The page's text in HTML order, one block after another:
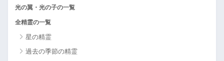
光の翼・光の子の一覧
全精霊の一覧
星の精霊
過去の季節の精霊